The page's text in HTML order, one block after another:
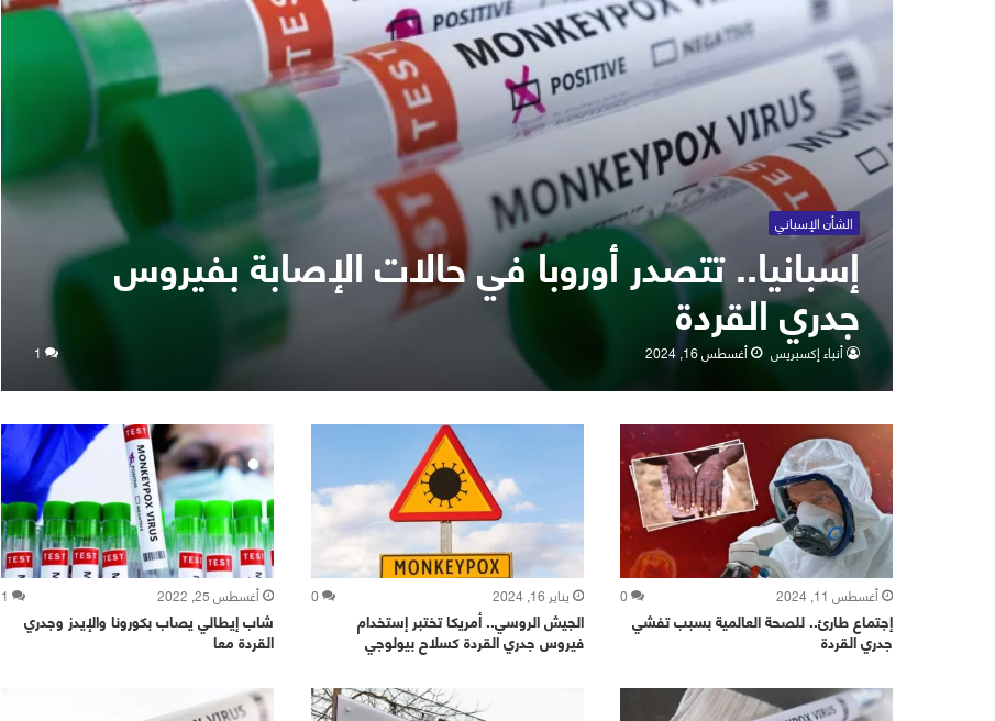
الشأن الإسباني
إسبانيا.. تتصدر أوروبا في حالات الإصابة بفيروس
جدري القردة
أنباء إكسبريس أغسطس 16, 2024 1
أغسطس 11, 2024 0
إجتماع طارئ.. للصحة العالمية بسبب تفشي
جدري القردة
يناير 16, 2024 0
الجيش الروسي.. أمريكا تختبر إستخدام
فيروس جدري القردة كسلاح بيولوجي
أغسطس 25, 2022 1
شاب إيطالي يصاب بكورونا والإيدز وجدري
القردة معا